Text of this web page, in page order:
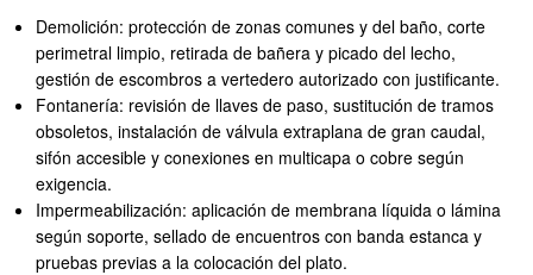
Demolición: protección de zonas comunes y del baño, corte
perimetral limpio, retirada de bañera y picado del lecho,
gestión de escombros a vertedero autorizado con justificante.
Fontanería: revisión de llaves de paso, sustitución de tramos
obsoletos, instalación de válvula extraplana de gran caudal,
sifón accesible y conexiones en multicapa o cobre según
exigencia.
Impermeabilización: aplicación de membrana líquida o lámina
según soporte, sellado de encuentros con banda estanca y
pruebas previas a la colocación del plato.